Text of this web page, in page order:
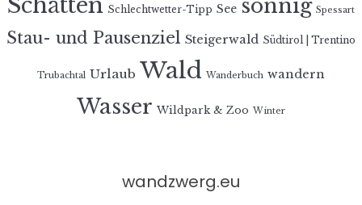
Schlechtwetter-Tipp See sonnig Spessart
Stau- und Pausenziel Steigerwald Südtirol | Trentino
Trubachtal Urlaub Wald Wanderbuch wandern
Wasser Wildpark & Zoo Winter
wandzwerg.eu